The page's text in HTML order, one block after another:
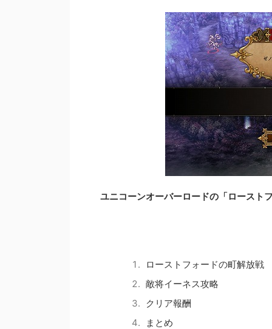
ユニコーンオーバーロードの「ロースト
ローストフォードの町解放戦
敵将イーネス攻略
クリア報酬
まとめ